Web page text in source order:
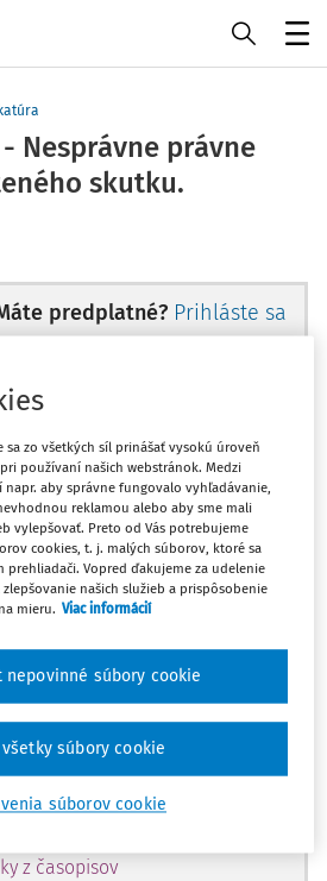
Nesprávne právne
skutku.
predplatné? Prihláste sa
ste si prečítali len
začiatok...
obsah z tejto oblasti je
portálu.
si prístup k odbornému
prístup na 10 dní
sa len zaregistrovať.
získate prístup aj k
obsahu:
z časopisov
sa zo všetkých síl prinášať vysokú úroveň
používaní našich webstránok. Medzi
aby správne fungovalo vyhľadávanie,
reklamou alebo aby sme mali
vylepšovať. Preto od Vás potrebujeme
cookies, t. j. malých súborov, ktoré sa
prehliadači. Vopred ďakujeme za udelenie
našich služieb a prispôsobenie
mieru. Viac informácií
súborov cookie
nepovinné súbory cookie
súbory cookie